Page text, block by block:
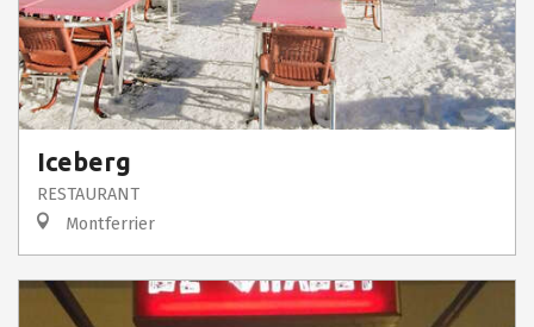
Iceberg
RESTAURANT
Montferrier